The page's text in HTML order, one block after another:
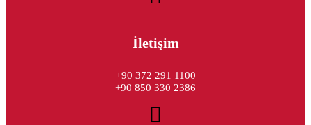
İletişim
+90 372 291 1100
+90 850 330 2386